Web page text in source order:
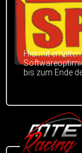
Hiermit
bis zum Ende